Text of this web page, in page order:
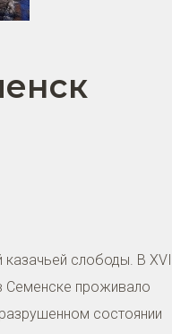
слободы. В
Семенске проживало
состоянии